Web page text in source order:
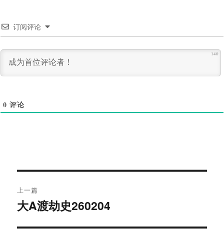
订阅评论
140
0 评论
章
上一篇
上
文
大A渡劫史260204